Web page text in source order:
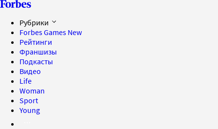
Рубрики
Forbes Games New
Рейтинги
Франшизы
Подкасты
Видео
Life
Woman
Sport
Young